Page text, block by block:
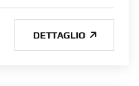
DETTAGLIO